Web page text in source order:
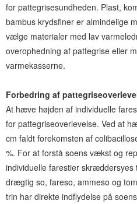
for pattegrisesundheden. Plast,
bambus krydsfiner er almindelige
vælge materialer med lav
overophedning af pattegrise eller
varmekasserne.
Forbedring af
At hæve højden af ​​individuelle
for pattegriseoverlevelse. Ved at
cm faldt forekomsten af
%. For at forstå soens vækst og
individuelle farestier skræddersyes
drægtig so, fareso, ammeso og
trin har direkte indflydelse på